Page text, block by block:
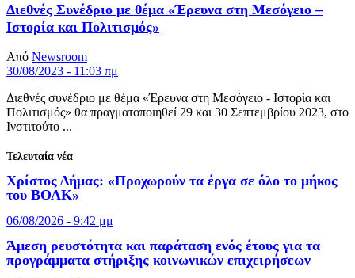
Διεθνές Συνέδριο με θέμα «Έρευνα στη Μεσόγειο –
Ιστορία και Πολιτισμός»
Από Newsroom
30/08/2023 - 11:03 πμ
Διεθνές συνέδριο με θέμα «Έρευνα στη Μεσόγειο - Ιστορία και
Πολιτισμός» θα πραγματοποιηθεί 29 και 30 Σεπτεμβρίου 2023, στο
Ινστιτούτο ...
Τελευταία νέα
Χρίστος Δήμας: «Προχωρούν τα έργα σε όλο το μήκος
του ΒΟΑΚ»
06/08/2026 - 9:42 μμ
Άμεση ρευστότητα και παράταση ενός έτους για τα
προγράμματα στήριξης κοινωνικών επιχειρήσεων